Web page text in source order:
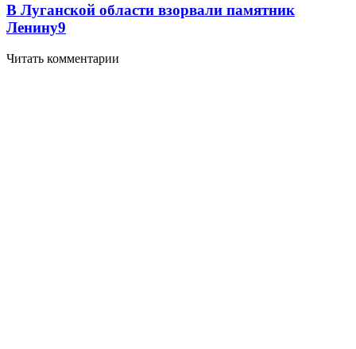
В Луганской области взорвали памятник
Ленину9
Читать комментарии